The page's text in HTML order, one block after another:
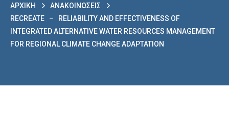
ΑΡΧΙΚΉ
ΑΝΑΚΟΙΝΏΣΕΙΣ
RECREATE – RELIABILITY AND EFFECTIVENESS OF
INTEGRATED ALTERNATIVE WATER RESOURCES MANAGEMENT
FOR REGIONAL CLIMATE CHANGE ADAPTATION